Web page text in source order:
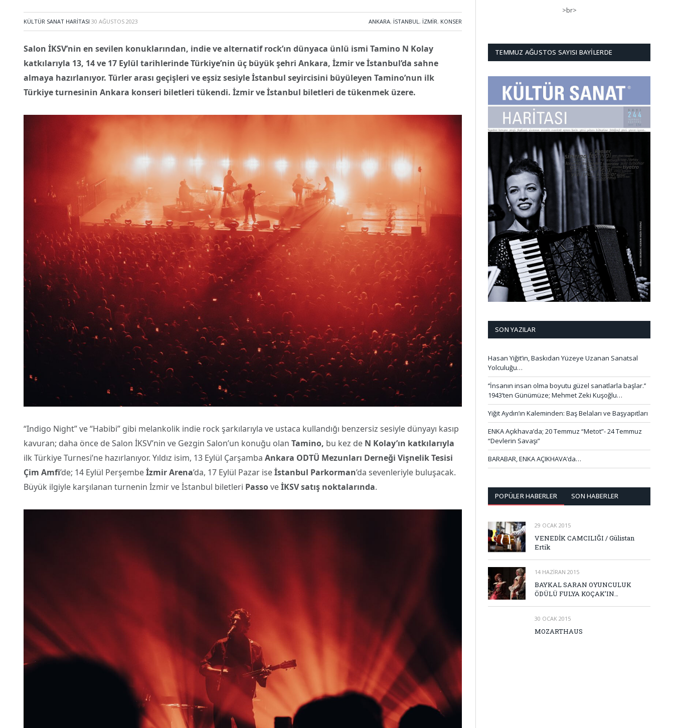
KÜLTÜR SANAT HARITASI 30 AĞUSTOS 2023 ANKARA, İSTANBUL, İZMIR, KONSER
Salon İKSV’nin en sevilen konuklarından, indie ve alternatif rock’ın dünyaca ünlü ismi Tamino N Kolay
katkılarıyla 13, 14 ve 17 Eylül tarihlerinde Türkiye’nin üç büyük şehri Ankara, İzmir ve İstanbul’da sahne
almaya hazırlanıyor. Türler arası geçişleri ve eşsiz sesiyle İstanbul seyircisini büyüleyen Tamino’nun ilk
Türkiye turnesinin Ankara konseri biletleri tükendi. İzmir ve İstanbul biletleri de tükenmek üzere.
“Indigo Night” ve “Habibi” gibi melankolik indie rock şarkılarıyla ve ustaca kullandığı benzersiz sesiyle dünyayı kasıp
kavuran; daha önce de Salon İKSV’nin ve Gezgin Salon’un konuğu olan Tamino, bu kez de N Kolay’ın katkılarıyla
ilk Türkiye Turnesi’ne hazırlanıyor. Yıldız isim, 13 Eylül Çarşamba Ankara ODTÜ Mezunları Derneği Vişnelik Tesisi
Çim Amfi’de; 14 Eylül Perşembeİzmir Arena’da, 17 Eylül Pazar iseİstanbul Parkorman’da sevenleriyle buluşacak.
Büyük ilgiyle karşılanan turnenin İzmir ve İstanbul biletleri PassoveİKSVsatış noktalarında.
>br>
TEMMUZ AĞUSTOS SAYISI BAYILERDE
SON YAZILAR
Hasan Yiğit’in, Baskıdan Yüzeye Uzanan Sanatsal
Yolculuğu…
‘’İnsanın insan olma boyutu güzel sanatlarla başlar.’’
1943’ten Günümüze; Mehmet Zeki Kuşoğlu…
Yiğit Aydın’ın Kaleminden: Baş Belaları ve Başyapıtları
ENKA Açıkhava’da; 20 Temmuz “Metot”- 24 Temmuz
“Devlerin Savaşı”
BARABAR, ENKA AÇIKHAVA’da…
POPÜLER HABERLER SON HABERLER
29 OCAK 2015
VENEDİK CAMCILIĞI / Gülistan
Ertik
14 HAZIRAN 2015
BAYKAL SARAN OYUNCULUK
ÖDÜLÜ FULYA KOÇAK’IN…
30 OCAK 2015
MOZARTHAUS